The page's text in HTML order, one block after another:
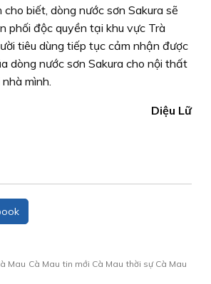
biết, dòng nước sơn Sakura sẽ
phối độc quyền tại khu vực Trà
tiêu dùng tiếp tục cảm nhận được
dòng nước sơn Sakura cho nội thất
mình.
Diệu Lữ
Mau Cà Mau tin mới Cà Mau thời sự Cà Mau